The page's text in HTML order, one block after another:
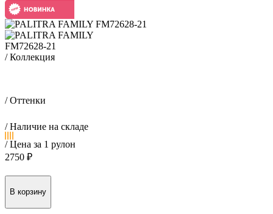
FM72628-21
/ Коллекция
/ Оттенки
/ Наличие на складе
/ Цена за 1 рулон
2750 ₽